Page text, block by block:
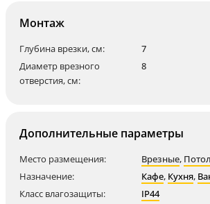
Монтаж
Глубина врезки, см:
7
Диаметр врезного
отверстия, см:
8
Дополнительные параметры
Место размещения: Врезные,
Назначение:
Кафе, Кухня,
Класс влагозащиты:
IP44